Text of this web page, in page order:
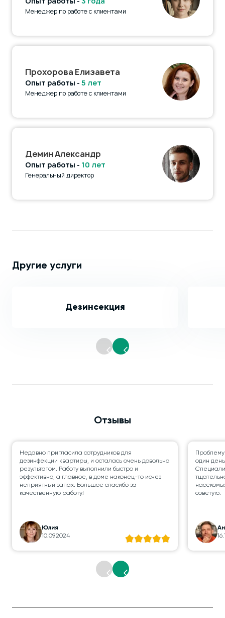
Менеджер по работе с клиентами
Прохорова Елизавета
Опыт работы - 5 лет
Менеджер по работе с клиентами
Демин Александр
Опыт работы - 10 лет
Генеральный директор
Другие услуги
Дезинсекция
Отзывы
Недавно пригласила сотрудников для
дезинфекции квартиры, и осталась очень довольна
результатом. Работу выполнили быстро и
эффективно, а главное, в доме наконец-то исчез
неприятный запах. Большое спасибо за
качественную работу!
Юлия
10.09.2024
один
советую.